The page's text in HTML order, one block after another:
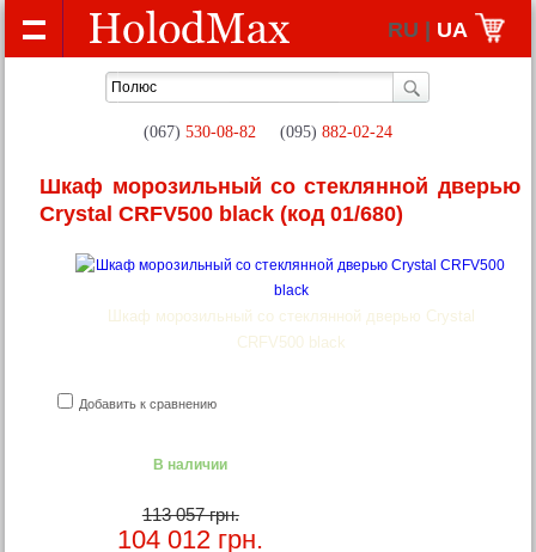
RU | UA
(067) 530-08-82 (095) 882-02-24
Шкаф морозильный со стеклянной дверью
Crystal CRFV500 black (код 01/680)
Шкаф морозильный со стеклянной дверью Crystal
CRFV500 black
Добавить к сравнению
В наличии
113 057 грн.
104 012 грн.